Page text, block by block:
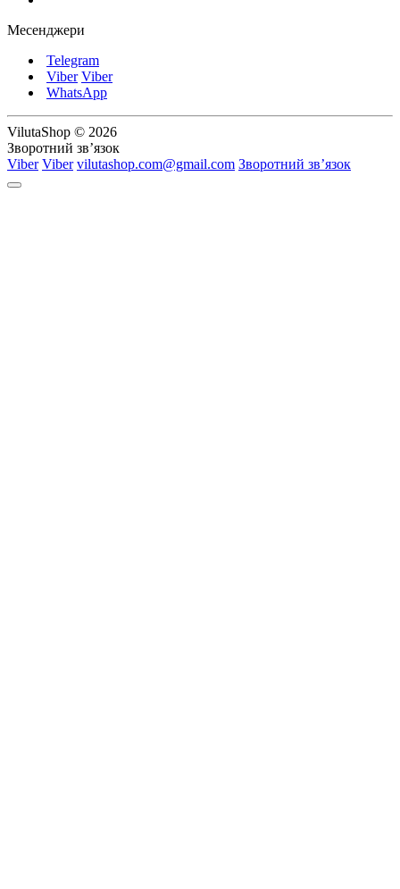
Месенджери
Telegram
Viber Viber
WhatsApp
VilutaShop © 2026
Зворотний зв’язок
Viber Viber vilutashop.com@gmail.com Зворотний зв’язок